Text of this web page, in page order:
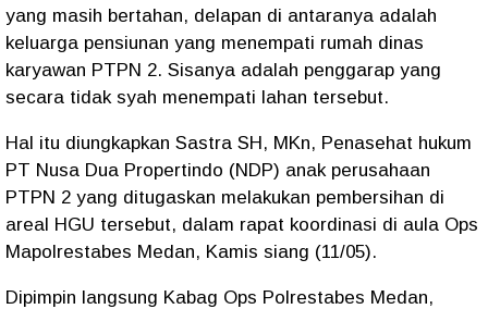
yang masih bertahan, delapan di antaranya adalah
keluarga pensiunan yang menempati rumah dinas
karyawan PTPN 2. Sisanya adalah penggarap yang
secara tidak syah menempati lahan tersebut.
Hal itu diungkapkan Sastra SH, MKn, Penasehat hukum
PT Nusa Dua Propertindo (NDP) anak perusahaan
PTPN 2 yang ditugaskan melakukan pembersihan di
areal HGU tersebut, dalam rapat koordinasi di aula Ops
Mapolrestabes Medan, Kamis siang (11/05).
Dipimpin langsung Kabag Ops Polrestabes Medan,